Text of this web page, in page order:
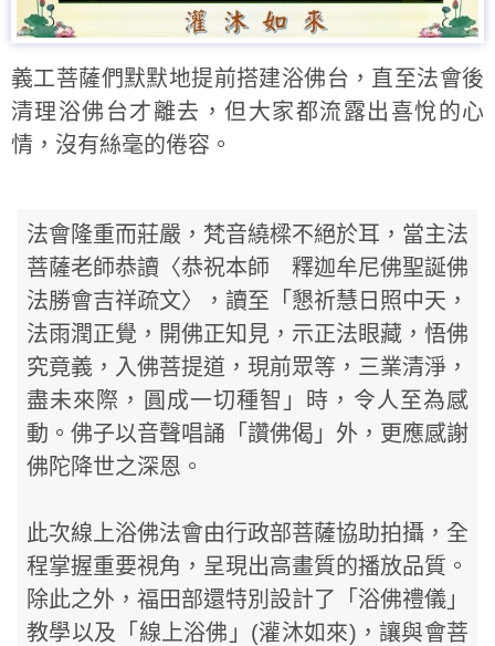
義工菩薩們默默地提前搭建浴佛台，直至法會後
清理浴佛台才離去，但大家都流露出喜悅的心
情，沒有絲毫的倦容。
法會隆重而莊嚴，梵音繞樑不絕於耳，當主法
菩薩老師恭讀〈恭祝本師 釋迦牟尼佛聖誕佛
法勝會吉祥疏文〉，讀至「懇祈慧日照中天，
法雨潤正覺，開佛正知見，示正法眼藏，悟佛
究竟義，入佛菩提道，現前眾等，三業清淨，
盡未來際，圓成一切種智」時，令人至為感
動。佛子以音聲唱誦「讚佛偈」外，更應感謝
佛陀降世之深恩。
此次線上浴佛法會由行政部菩薩協助拍攝，全
程掌握重要視角，呈現出高畫質的播放品質。
除此之外，福田部還特別設計了「浴佛禮儀」
教學以及「線上浴佛」(灌沐如來)，讓與會菩